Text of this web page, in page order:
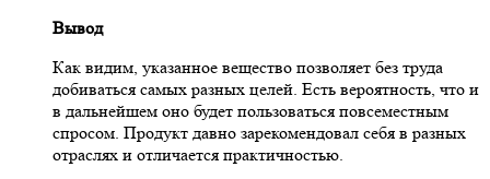
Вывод
Как видим, указанное вещество позволяет без труда
добиваться самых разных целей. Есть вероятность, что и
в дальнейшем оно будет пользоваться повсеместным
спросом. Продукт давно зарекомендовал себя в разных
отраслях и отличается практичностью.